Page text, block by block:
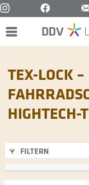
Menü
TEX-LOCK –
HIGHTECH-
FILTERN